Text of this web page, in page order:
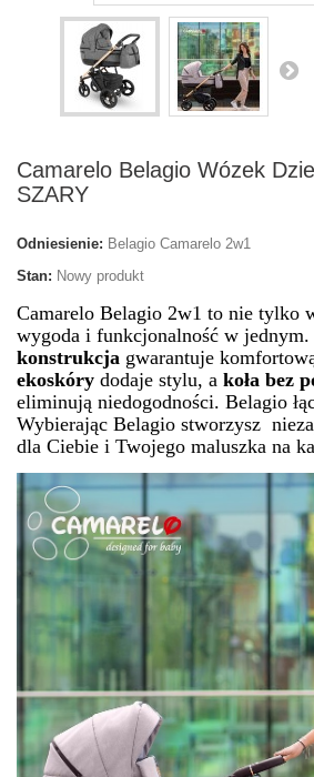
Camarelo Belagio Wózek
SZARY
Odniesienie: Belagio Camarelo 2w1
Stan: Nowy produkt
Camarelo Belagio 2w1 to nie tylko
wygoda i funkcjonalność w jednym.
konstrukcja gwarantuje
ekoskóry dodaje stylu, a koła bez
eliminują niedogodności. Belagio
Wybierając Belagio stworzysz
dla Ciebie i Twojego maluszka na